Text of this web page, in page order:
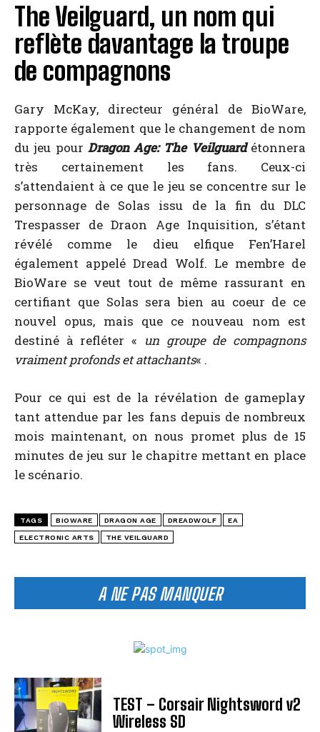
A NE PAS MANQUER
TEST – Corsair Nightsword v2
Wireless SD
The Veilguard, un nom qui
reflète davantage la troupe
de compagnons
Gary McKay, directeur général de BioWare,
rapporte également que le changement de nom
du jeu pour Dragon Age: The Veilguardétonnera
très certainement les fans. Ceux-ci
s’attendaient à ce que le jeu se concentre sur le
personnage de Solas issu de la fin du DLC
Trespasser de Draon Age Inquisition, s’étant
révélé comme le dieu elfique Fen’Harel
également appelé Dread Wolf. Le membre de
BioWare se veut tout de même rassurant en
certifiant que Solas sera bien au coeur de ce
nouvel opus, mais que ce nouveau nom est
destiné à refléter « un groupe de compagnons
vraiment profonds et attachants« .
Pour ce qui est de la révélation de gameplay
tant attendue par les fans depuis de nombreux
mois maintenant, on nous promet plus de 15
minutes de jeu sur le chapitre mettant en place
le scénario.
TAGS BIOWARE DRAGON AGE DREADWOLF EA
ELECTRONIC ARTS THE VEILGUARD